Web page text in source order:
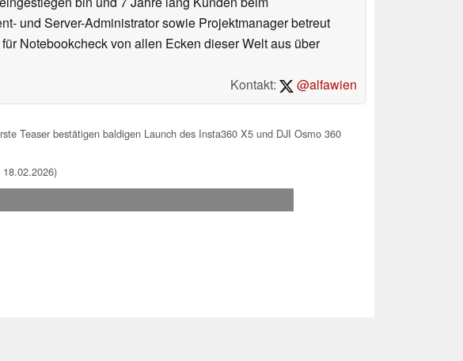
und Server-Administrator sowie Projektmanager betreut
Notebookcheck von allen Ecken dieser Welt aus über
Kontakt:
@alfawien
Teaser bestätigen baldigen Launch des Insta360 X5 und DJI Osmo 360